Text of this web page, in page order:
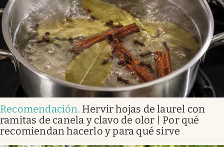
Recomendación. Hervir hojas de laurel con
ramitas de canela y clavo de olor | Por qué
recomiendan hacerlo y para qué sirve